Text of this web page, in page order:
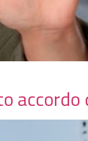
accordo